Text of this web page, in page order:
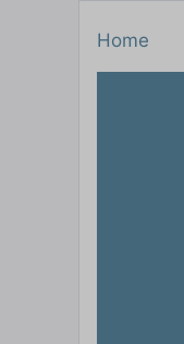
Home